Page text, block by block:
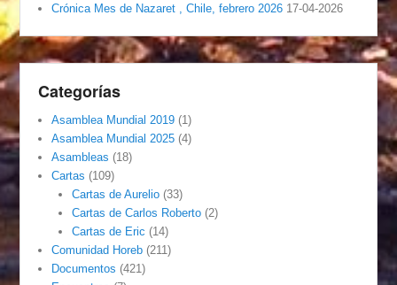
Crónica Mes de Nazaret , Chile, febrero 2026 17-04-2026
Categorías
Asamblea Mundial 2019 (1)
Asamblea Mundial 2025 (4)
Asambleas (18)
Cartas (109)
Cartas de Aurelio(33)
Cartas de Carlos Roberto(2)
Cartas de Eric (14)
Comunidad Horeb (211)
Documentos (421)